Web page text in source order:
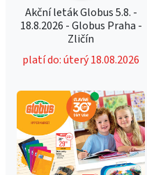
Akční leták Globus 5.8. -
18.8.2026 - Globus Praha -
Zličín
platí do: úterý 18.08.2026